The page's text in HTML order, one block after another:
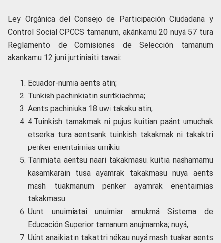
Ley Orgánica del Consejo de Participación Ciudadana y
Control Social CPCCS tamanum, akánkamu 20 nuyá 57 tura
Reglamento de Comisiones de Selección tamanum
akankamu 12 juni jurtiniaiti tawai:
Ecuador-numia aents atin;
Tunkish pachinkiatin suritkiachma;
Aents pachiniuka 18 uwi takaku atin;
4.Tuinkish tamakmak ni pujus kuitian paánt umuchak
etserka tura aentsank tuinkish takakmak ni takaktri
penker enentaimias umikiu
Tarimiata aentsu naari takakmasu, kuitia nashamamu
kasamkarain tusa ayamrak takakmasu nuya aents
mash tuakmanum penker ayamrak enentaimias
takakmasu
Uunt unuimiatai unuimiar amukmá Sistema de
Educación Superior tamanum anujmamka; nuyá,
Uúnt anaikiatin takattri nékau nuyá mash tuakar aents